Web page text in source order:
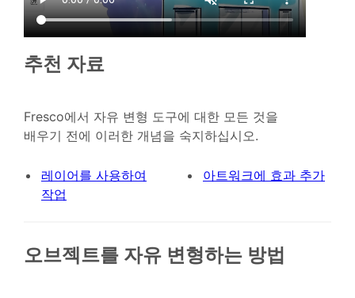
추천 자료
Fresco에서 자유 변형 도구에 대한 모든 것을
배우기 전에 이러한 개념을 숙지하십시오.
레이어를 사용하여
작업
아트워크에 효과 추가
오브젝트를 자유 변형하는 방법